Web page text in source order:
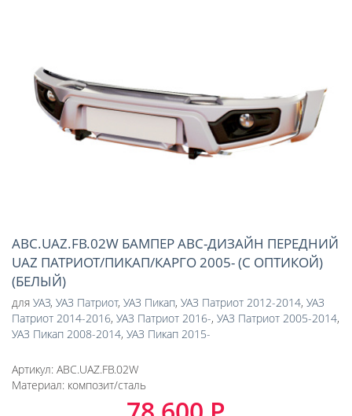
ABC.UAZ.FB.02W БАМПЕР АВС-ДИЗАЙН ПЕРЕДНИЙ
UAZ ПАТРИОТ/ПИКАП/КАРГО 2005- (С ОПТИКОЙ)
(БЕЛЫЙ)
для УАЗ, УАЗ Патриот, УАЗ Пикап, УАЗ Патриот 2012-2014, УАЗ
Патриот 2014-2016, УАЗ Патриот 2016-, УАЗ Патриот 2005-2014,
УАЗ Пикап 2008-2014, УАЗ Пикап 2015-
Артикул: ABC.UAZ.FB.02W
Материал: композит/сталь